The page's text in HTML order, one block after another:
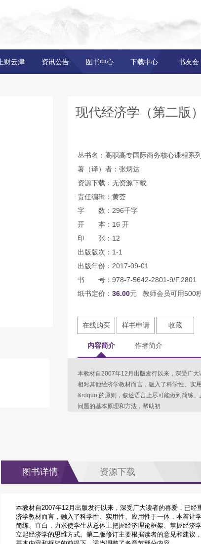
上财云津 资讯公告 图书中心 下载中心 书友会
现代经济学（第二版
丛书名：高职高专国际商务核心课程系列
著（译）者：张炳达
资源下载：无资源下载
责任编辑：黄荟
字 数：296千字
开 本：16 开
印 张：12
出版版次：1-1
出版年份：2017-09-01
书 号：978-7-5642-2801-9/F.2801
纸书定价： 36.00元 教师会员可用500
在线购买 样书申请 收藏
内容简介 作者简介
本教材自2007年12月出版发行以来，深受广
相对其他经济学教材而言，融入了科学性、实
&rdquo;的原则，叙述语言上尽可能做到简练
问题的基本原理和方法，帮助初
图书详情 资源下载
本教材自2007年12月出版发行以来，深受广大读者的喜爱，已
济学教材而言，融入了科学性、实用性、应用性于一体，本着让
简练、直白，力求使学生从总体上把握经济理论框架、掌握经济
立起经济学的思维方式。第二版修订主要根据读者的意见和建议